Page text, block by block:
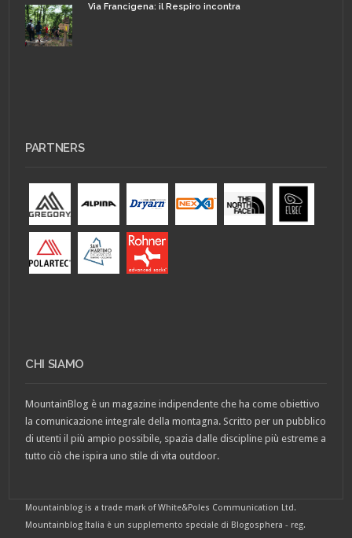
Via Francigena: il Respiro incontra
PARTNERS
CHI SIAMO
MountainBlog è un magazine indipendente che ha come obiettivo
la comunicazione integrale della montagna. Scritto per un pubblico
di utenti il più ampio possibile, spazia dalle discipline più estreme a
tutto ciò che ispira uno stile di vita outdoor.
Mountainblog is a trade mark of White&Poles Communication Ltd.
Mountainblog Italia è un supplemento speciale di Blogosphera - reg.